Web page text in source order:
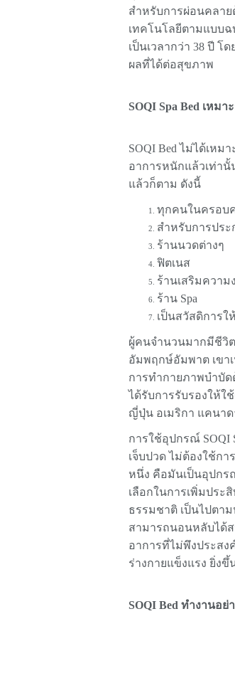
สำหรับการผ่อนคลาย
เทคโนโลยีตามแบบ
เป็นเวลากว่า 38 ปี โ
ผลที่ได้ต่อสุขภาพ
SOQI Spa Bed เหมา
SOQI Bed ไม่ได้เห
อาการหนักแล้วเท่า
แล้วก็ตาม ดังนี้
ทุกคนในครอบ
สำหรับการประ
ร้านนวดต่างๆ
ฟิตเนส
ร้านเสริมความ
ร้าน Spa
เป็นสวัสดิการ
ผู้คนจำนวนมากมีชีวิต
อัมพฤกษ์อัมพาต เขา
การทำกายภาพบำบัด
ได้รับการรับรองให้ใ
ญี่ปุ่น อเมริกา แคนาด
การใช้อุปกรณ์ SOQI
เจ็บปวด ไม่ต้องใช้ก
หนึ่ง คือมันเป็นอุปกร
เลือกในการเพิ่มประ
ธรรมชาติ เป็นไปตา
สามารถนอนหลับได้
อาการที่ไม่พึงประสง
ร่างกายแข็งแรง ยิ่งขึ้
SOQI Bed ทำงานอย่